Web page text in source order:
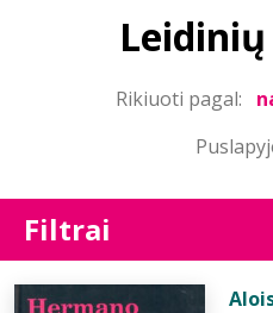
Rikiuoti pagal:
Filtrai